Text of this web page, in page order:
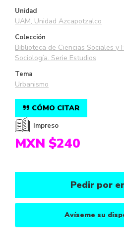
imágenes
Unidad
UAM, Unidad Azcapotzalco
Colección
Biblioteca de Ciencias Sociales y
Sociología. Serie Estudios
Tema
Urbanismo
CÓMO CITAR
Impreso
MXN $240
Pedir por
Avíseme su